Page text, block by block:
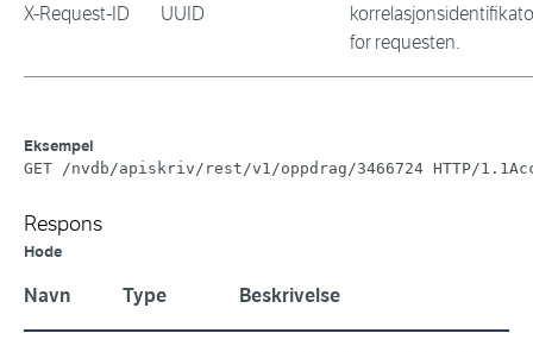
X-Request-ID UUID
for requesten.
Eksempel
GET /nvdb/apiskriv/rest/v1/oppdrag/3466724 HTTP/
Respons
Hode
Navn Type Beskrivelse